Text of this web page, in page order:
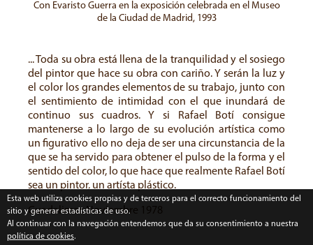
Con Evaristo Guerra en la exposición celebrada en el Museo
de la Ciudad de Madrid, 1993
... Toda su obra está llena de la tranquilidad y el sosiego
del pintor que hace su obra con cariño. Y serán la luz y
el color los grandes elementos de su trabajo, junto con
el sentimiento de intimidad con el que inundará de
continuo sus cuadros. Y si Rafael Botí consigue
mantenerse a lo largo de su evolución artística como
un figurativo ello no deja de ser una circunstancia de la
que se ha servido para obtener el pulso de la forma y el
sentido del color, lo que hace que realmente Rafael Botí
sea un pintor, un artísta plástico.
Guadalimar. Noviembre 1978
Esta web utiliza cookies propias y de terceros para el correcto funcionamiento del
sitio y generar estadísticas de uso.
Al continuar con la navegación entendemos que da su consentimiento a nuestra
política de cookies.